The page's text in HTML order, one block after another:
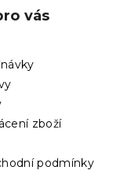
i
u
vás
zboží
podmínky